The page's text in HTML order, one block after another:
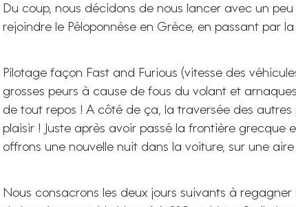
Du coup, nous décidons de nous lancer avec un
rejoindre le Péloponnèse en Grèce, en passant par
Pilotage façon Fast and Furious (vitesse des
grosses peurs à cause de fous du volant et
de tout repos ! A côté de ça, la traversée des
plaisir ! Juste après avoir passé la frontière grecque
offrons une nouvelle nuit dans la voiture, sur une
Nous consacrons les deux jours suivants à